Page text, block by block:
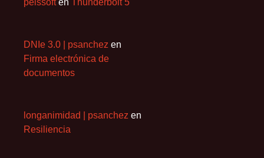
peissoften Thunderbolt 5
DNIe 3.0 | psanchez en
Firma electrónica de
documentos
longanimidad | psanchez en
Resiliencia